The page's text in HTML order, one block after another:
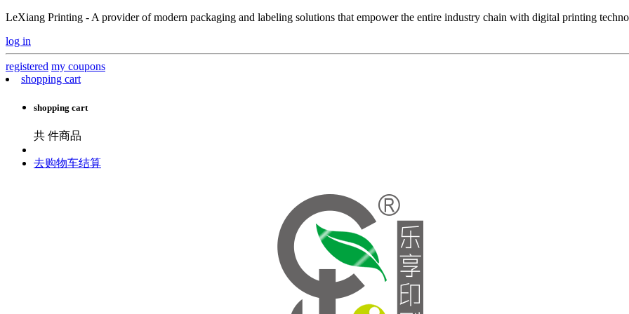
LeXiang Printing - A provider of modern packaging and labeling solutions that empower the entire industry chain with digital printing
log in
registered my coupons
shopping cart
shopping cart
共 件商品
去购物车结算